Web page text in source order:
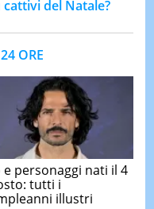
del Natale?
ORE
e personaggi nati il 4
tutti i
illustri